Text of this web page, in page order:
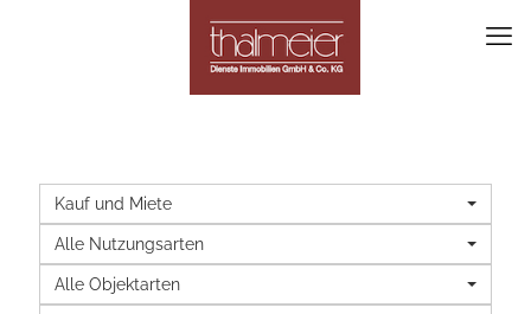
Kauf und Miete
Alle Nutzungsarten
Alle Objektarten